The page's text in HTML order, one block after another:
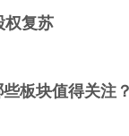
权复苏
板块值得关注？